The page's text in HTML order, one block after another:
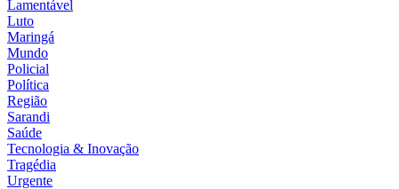
Lamentável
Luto
Maringá
Mundo
Policial
Política
Região
Sarandi
Saúde
Tecnologia & Inovação
Tragédia
Urgente